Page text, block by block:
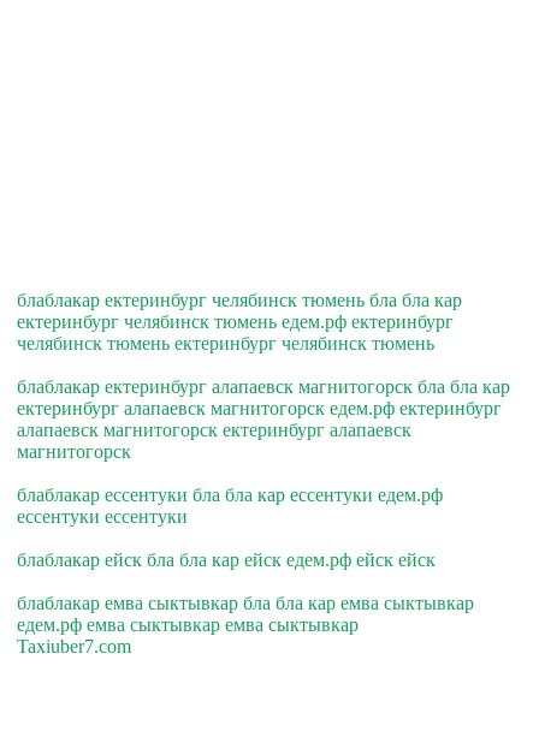
блаблакар ектеринбург челябинск тюмень бла бла кар
ектеринбург челябинск тюмень едем.рф ектеринбург
челябинск тюмень ектеринбург челябинск тюмень
блаблакар ектеринбург алапаевск магнитогорск бла бла кар
ектеринбург алапаевск магнитогорск едем.рф ектеринбург
алапаевск магнитогорск ектеринбург алапаевск
магнитогорск
блаблакар ессентуки бла бла кар ессентуки едем.рф
ессентуки ессентуки
блаблакар ейск бла бла кар ейск едем.рф ейск ейск
блаблакар емва сыктывкар бла бла кар емва сыктывкар
едем.рф емва сыктывкар емва сыктывкар
Taxiuber7.com